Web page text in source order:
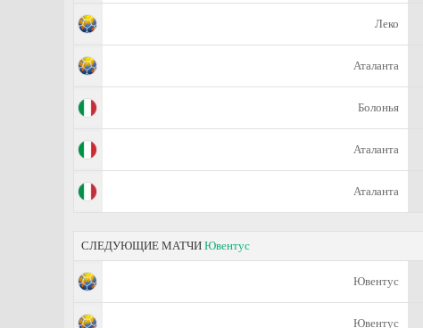
Леко
Аталанта
Болонья
Аталанта
Аталанта
СЛЕДУЮЩИЕ МАТЧИ Ювентус
Ювентус
Ювентус